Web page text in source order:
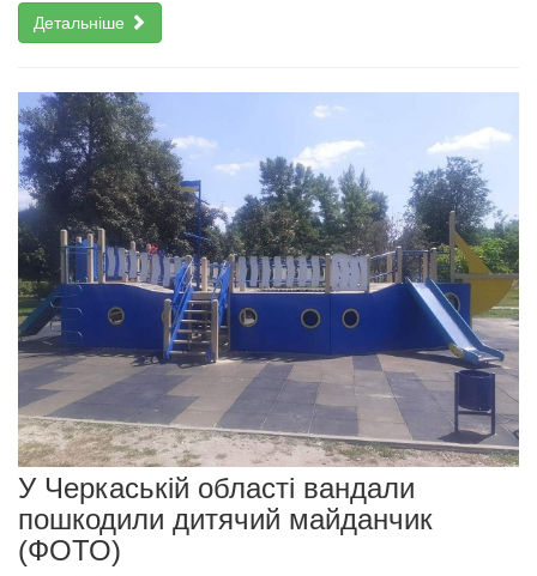
Детальніше
У Черкаській області вандали
пошкодили дитячий майданчик
(ФОТО)